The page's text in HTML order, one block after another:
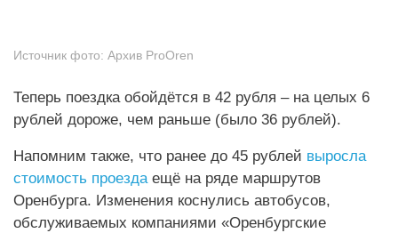
Источник фото: Архив ProOren
Теперь поездка обойдётся в 42 рубля – на целых 6
рублей дороже, чем раньше (было 36 рублей).
Напомним также, что ранее до 45 рублей выросла
стоимость проезда ещё на ряде маршрутов
Оренбурга. Изменения коснулись автобусов,
обслуживаемых компаниями «Оренбургские